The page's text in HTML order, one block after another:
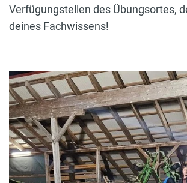
Verfügungstellen des Übungsortes,
deines Fachwissens!